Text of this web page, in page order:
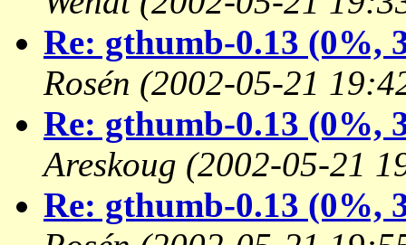
Re: gthumb-0.13 (0%,
Rosén (2002-05-21
Re: gthumb-0.13 (0%,
Areskoug (2002-05-21
Re: gthumb-0.13 (0%,